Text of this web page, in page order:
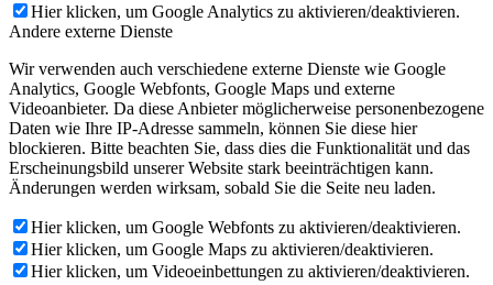
Hier klicken, um Google Analytics zu aktivieren/deaktivieren.
Andere externe Dienste
Wir verwenden auch verschiedene externe Dienste wie Google
Analytics, Google Webfonts, Google Maps und externe
Videoanbieter. Da diese Anbieter möglicherweise personenbezogene
Daten wie Ihre IP-Adresse sammeln, können Sie diese hier
blockieren. Bitte beachten Sie, dass dies die Funktionalität und das
Erscheinungsbild unserer Website stark beeinträchtigen kann.
Änderungen werden wirksam, sobald Sie die Seite neu laden.
Hier klicken, um Google Webfonts zu aktivieren/deaktivieren.
Hier klicken, um Google Maps zu aktivieren/deaktivieren.
Hier klicken, um Videoeinbettungen zu aktivieren/deaktivieren.